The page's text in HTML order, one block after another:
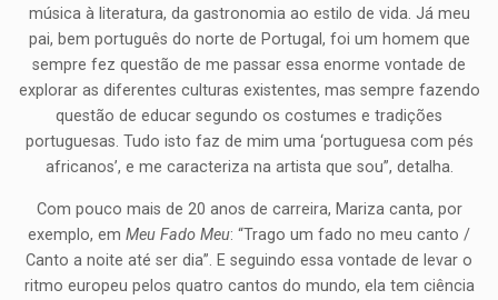
música à literatura, da gastronomia ao estilo de vida. Já meu
pai, bem português do norte de Portugal, foi um homem que
sempre fez questão de me passar essa enorme vontade de
explorar as diferentes culturas existentes, mas sempre fazendo
questão de educar segundo os costumes e tradições
portuguesas. Tudo isto faz de mim uma ‘portuguesa com pés
africanos’, e me caracteriza na artista que sou”, detalha.
Com pouco mais de 20 anos de carreira, Mariza canta, por
exemplo, em Meu Fado Meu: “Trago um fado no meu canto /
Canto a noite até ser dia”. E seguindo essa vontade de levar o
ritmo europeu pelos quatro cantos do mundo, ela tem ciência